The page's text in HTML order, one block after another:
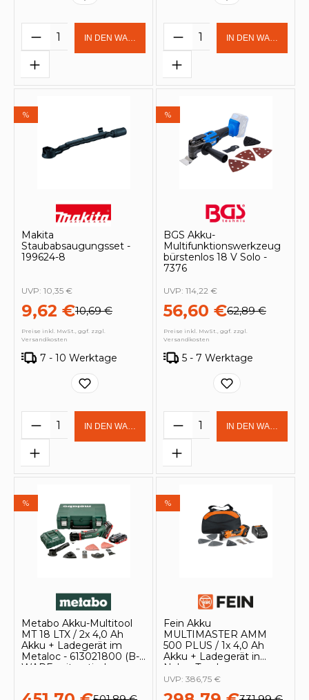
Produkt Anzahl: Gib den
IN DEN WARENKORB Produkt Anzahl:
IN DEN
%
Makita
Staubabsaugungsset -
199624-8
9,62 €10,69 €
UVP: 10,35 €
Preise inkl. MwSt., ggf. zzgl.
Versandkosten
7 - 10 Werktage
Produkt Anzahl: Gib den
IN DEN WARENKORB
%
BGS Akku-
Multifunktionswerkzeug
bürstenlos 18 V Solo -
7376
56,60 €62,89 €
UVP: 114,22 €
Preise inkl. MwSt., ggf. zzgl.
Versandkosten
5 - 7 Werktage
Produkt Anzahl:
IN DEN
%
Metabo Akku-Multitool
MT 18 LTX / 2x 4,0 Ah
Akku + Ladegerät im
Metaloc - 613021800 (B-
WARE mit optischen
%
Fein Akku
MULTIMASTER AMM
500 PLUS / 1x 4,0 Ah
Akku + Ladegerät in
Nylon-Tasche -
71293870000
UVP: 386,75 €